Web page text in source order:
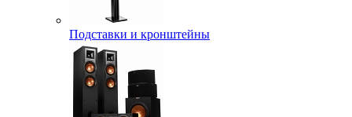
Подставки и кронштейны